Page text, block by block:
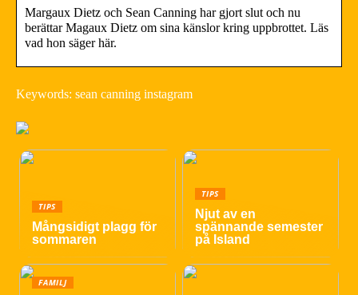
Margaux Dietz och Sean Canning har gjort slut och nu
berättar Magaux Dietz om sina känslor kring uppbrottet. Läs
vad hon säger här.
Keywords: sean canning instagram
TIPS
Mångsidigt plagg för
sommaren
TIPS
Njut av en
spännande semester
på Island
FAMILJ